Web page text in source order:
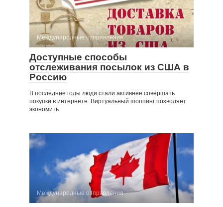
Международные отправления
Доступные способы
отслеживания посылок из США в
Россию
В последние годы люди стали активнее совершать
покупки в интернете. Виртуальный шоппинг позволяет
экономить
Международные отправления